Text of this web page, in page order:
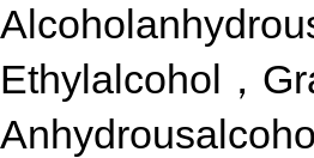
Ethylalcohol，